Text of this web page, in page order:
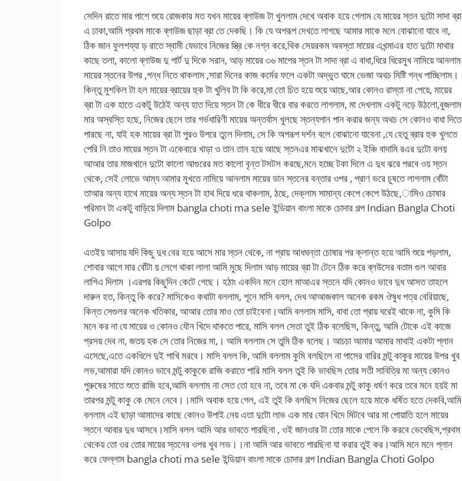
সেদিন রাতে মার পাশে শুয়ে রোজকার মত যখন মায়ের ব্লাউজ টা খুললাম দেখে অবাক হয়ে গেলাম যে মায়ের স্তন দুটো সাদা ব্রা
এ ঢাকা,আমি প্রথম মাকে ব্লাউজ ছাড়া ব্রা তে দেকছি। কি যে অপরূপ দেখতে লাগছে আমার মাকে মলে বোঝানো যাবে না,
ঠিক জান ফুলশয্যা ড় রাতে স্বামী যেভাবে নিজের স্ত্রি কে নগ্ন করে,থিক সেয়রকম অবস্তা মায়ের এখন্মাএর হাত দুটো মাথার
কাছে তলা, কালো ব্লাউজ দু পার্ট দু দিকে সরান, আড় মায়ের ৩৬ মাপের স্তন টা সাদা ব্রা এ বাধা,ধিরে ধিরেমুখ নামিয়ে আনলাম
মায়ের স্তনের উপর ,গন্ধ নিতে থাকলাম ,সারা দিনের কাজ কর্মের ফলে একটা অদ্ভুত ঘামে ভেজা অথচ মিষ্টি গন্ধ পাচ্ছিলাম।
কিন্তু মুশকিল টা হল মায়ের ব্রায়ের হুক টা খুলিব টা কি করে,মা তো চিত হয়ে শুয়ে আছে,আর কোনও রাস্তা না পেয়ে, মায়ের
ব্রা টা এক হাতে একটু উঠেই অন্য হাত দিয়ে স্তন টা কে ধীরে ধীরে বার করতে লাগলাম, মা দেখলাম একটু নড়ে উঠলো,বুজলাম
মার অস্বস্তি হছে, নিজের ছেলে তার গর্ভধারিণী মায়ের অন্তর্বাস খুলছে স্তন্যপান পান করার জন্য অথচ সে কোনও বাধা দিতে
পারছে না, যাই হক মায়ের ব্রা টা পুরও উপরে তুলে দিলাম, সে কি অপরূপ দর্শন বলে বোঝানো যাবেনা ,যে হেতু ব্রার হুক খুলতে
পেরি নি তাও মায়ের স্তন টা একেবারে খাড়া ও তান তান হয়ে আছে স্তনএর মাঝখানে দুটো ২ ইঞ্চি বাদামি রএর দুটো বলয়
আআর তার মাজখানে দুটো কালো আগুরের মত কালো বৃন্ত টসটস করছে,মনে হচ্ছে টকা দিলে এ দুধ ঝরে পরবে ওয় স্তন
থেকে, সেই লোভে আম্য আমার মুখতে নামিয়ে আনলাম মায়ের ডান স্তনের বন্তার ওপর , প্রাণ ভরে চুষতে লাগলাম বোঁটা
তাআর অন্য হাথে মায়ের অন্য স্তন টা হাথ দিয়ে ধরে থাকলাম, ঠছে, দেক্লাম সামান্য কেপে কেপে উঠছে,ামিও চোষার
পরিমান টা একটু বাড়িয়ে দিলাম bangla choti ma sele ইন্ডিয়ান বাংলা মাকে চোদার গল্প Indian Bangla Choti
Golpo
এতইয় আসায় যদি কিছু দুধ বের হয়ে আসে মার স্তন থেকে, না প্রায় আধঘন্তা চোষার পর ক্লান্ত হয়ে আমি শুয়ে পড়লাম,
শোবার আগে মার বোঁটা য় লেগে থাকা লালা আমি মুছে দিলাম আড় মায়ের ব্রা টা টেনে ঠিক করে ব্লউসের বতাম গুল আবার
লাগিএ দিলাম ।এরপর কিছুদিন কেটে গেছে। হঠাং একদিন মনে হোল মাআএর স্তনে যদি কোনও ভাবে দুধ আসত তাহলে
দারুন হত, কিন্তু কি করে? মাসিকেও কথাটা বললাম, শূনে মাসি বলল, দেখ আআজকাল অনেক রকম ঔষুধ পত্র বেরিয়াছে,
কিন্ত সেগুলর অনেক খতিকার, আআর তোর মাও তো চাইবেনা।আমি বললাম মাসি, বাবা তো প্রায় ঘরেই থাকে না, কুমি কি
মনে কর না যে মায়ের ও কোনও যৌন খিদে থাকতে পারে, মাসি বলল সেতা তুই ঠিক বলেছিস, কিন্তু, আমি টোকে এই কাজে
প্রসয় দেব না, জতয় হক সে তোর নিজের মা,। আমি বললাম সে তুমি ঠিক বলেছ। আচচা আমার আমার মাথাই একটা প্লান
এসেছে,এতে একধিলে দুই পাখি মরবে। মাসি বলল কি, আমি বললাম কুমি বলছিলে না পাসের বারির মন্টু কাকুর মায়ের উপর খুব
লভ,আমারা যদি কোনও ভাবে মন্টু কাকুকে রাজি করাতে পারি মাসি বলল তুই কি ভাবছিস তোর সতী সাবিত্রি মা অন্য কোনও
পুরুষের সাতে শুতে রাজি হবে,আমি বললাম না সেত তো হবে না, তবে মা কে যদি একবার মন্টু কাকু ধর্ষণ করে তবে মনে হয়ই মা
তারপর মন্টু কাকু কে মেনে নেবে।।মাসি অবাক হয়ে গেল, এই তুই কি বলছিস নিজের ছেলে হয়ে মাকে ধর্ষিত হতে দেকবি,আমি
বললাম এই ছাড়া আমাদের কাছে কোনও উপাই নেয় এতা দুটো লাভ এক মার যোন খিদে মিটবে আর মা পোয়াতি হলে মায়ের
স্তনে আবার দুধ আসবে।মাসি বলল আমি আর ভাবতে পারছিনা , ওই জানওার টা তোর মাকে পেলে কি করবে ভেবেছিস,প্রথম
থেকেয় তো ওর তোর মায়ের স্তনের ওপর খুব লভ।।না আমি আর ভাবতে পারছিনা যা করার তুই কর।আমি মনে মনে প্লান
করে ফেল্লাম bangla choti ma sele ইন্ডিয়ান বাংলা মাকে চোদার গল্প Indian Bangla Choti Golpo